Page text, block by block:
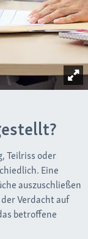
Teilriss oder
Eine
auszuschließen
Verdacht auf
betroffene